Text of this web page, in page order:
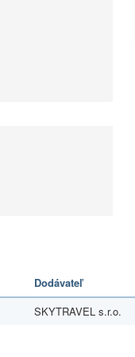
Dodávateľ
SKYTRAVEL s.r.o.